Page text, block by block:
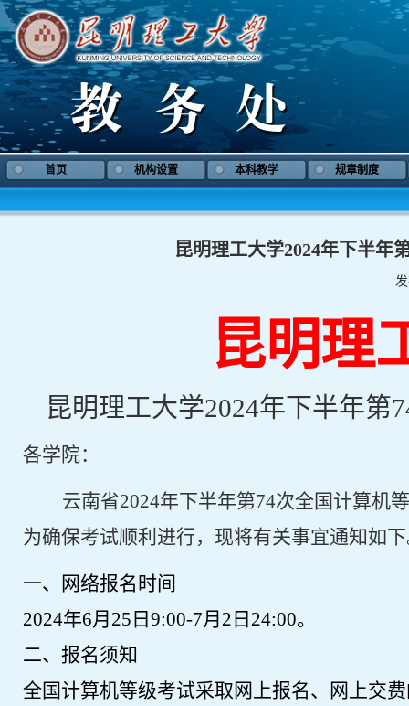
首页 机构设置 本科教学 规章制度
昆明理工大学2024年下半年
昆明理
昆明理工大学2024年下半年第7
各学院：
云南省2024年下半年第74次全国计算机
为确保考试顺利进行，现将有关事宜通知如下
一、网络报名时间
2024年6月 25 日9:00-7月 2 日 24:00。
二、报名须知
全国计算机等级考试采取网上报名、网上交